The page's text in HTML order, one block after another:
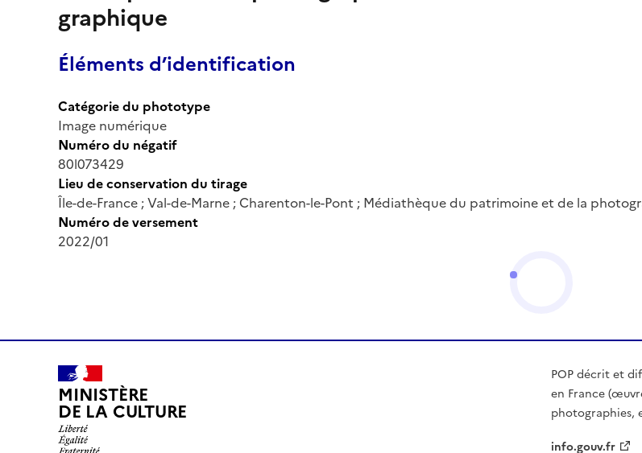
graphique
Éléments d’identification
Catégorie du phototype
Image numérique
Numéro du négatif
80l073429
Lieu de conservation du tirage
Île-de-France ; Val-de-Marne ; Charenton-le-Pont ; Médiathèque du patrimoine et de la
Numéro de versement
2022/01
MINISTÈRE
DE LA CULTURE
POP décrit et
en France
photographies,
info.gouv.fr